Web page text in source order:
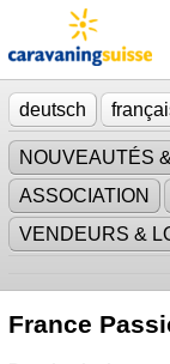
deutsch
NOUVEAUTÉS
ASSOCIATION
VENDEURS &
France